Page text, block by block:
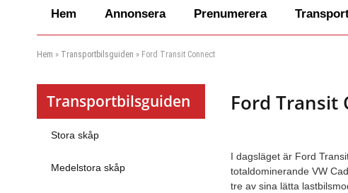
Hem Annonsera Prenumerera
Hem » Transportbilsguiden » Ford Transit Connect
Transportbilsguiden
Stora skåp
Medelstora skåp
Ford Transit
I dagsläget är Ford
totaldominerande VW
tre av sina lätta